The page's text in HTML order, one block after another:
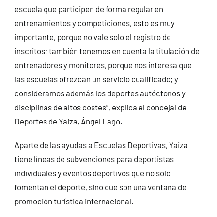
escuela que participen de forma regular en
entrenamientos y competiciones, esto es muy
importante, porque no vale solo el registro de
inscritos; también tenemos en cuenta la titulación de
entrenadores y monitores, porque nos interesa que
las escuelas ofrezcan un servicio cualificado; y
consideramos además los deportes autóctonos y
disciplinas de altos costes”, explica el concejal de
Deportes de Yaiza, Ángel Lago.
Aparte de las ayudas a Escuelas Deportivas, Yaiza
tiene líneas de subvenciones para deportistas
individuales y eventos deportivos que no solo
fomentan el deporte, sino que son una ventana de
promoción turística internacional.